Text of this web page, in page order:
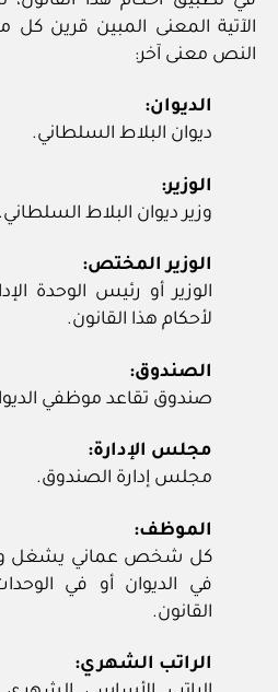
الآتية المعنى المبين قرين
النص معنى آخر:
الديوان:
ديوان البلاط السلطاني.
الوزير:
وزير ديوان البلاط السلطاني.
الوزير المختص:
الوزير أو رئيس الوحدة
لأحكام هذا القانون.
الصندوق:
صندوق تقاعد موظفي
مجلس الإدارة:
مجلس إدارة الصندوق.
الموظف:
كل شخص عماني يشغل
في الديوان أو في
القانون.
الراتب الشهري: